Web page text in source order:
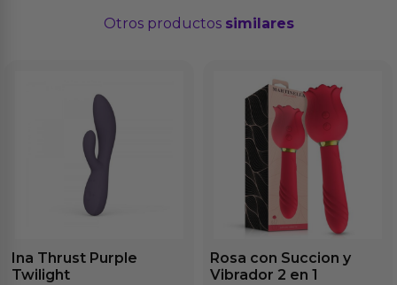
Otros productos similares
Ina Thrust Purple
Twilight
Rosa con Succion y
Vibrador 2 en 1